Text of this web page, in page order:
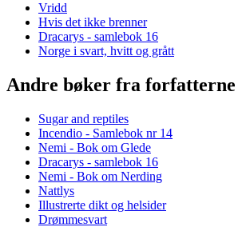
Vridd
Hvis det ikke brenner
Dracarys - samlebok 16
Norge i svart, hvitt og grått
Andre bøker fra forfatterne
Sugar and reptiles
Incendio - Samlebok nr 14
Nemi - Bok om Glede
Dracarys - samlebok 16
Nemi - Bok om Nerding
Nattlys
Illustrerte dikt og helsider
Drømmesvart